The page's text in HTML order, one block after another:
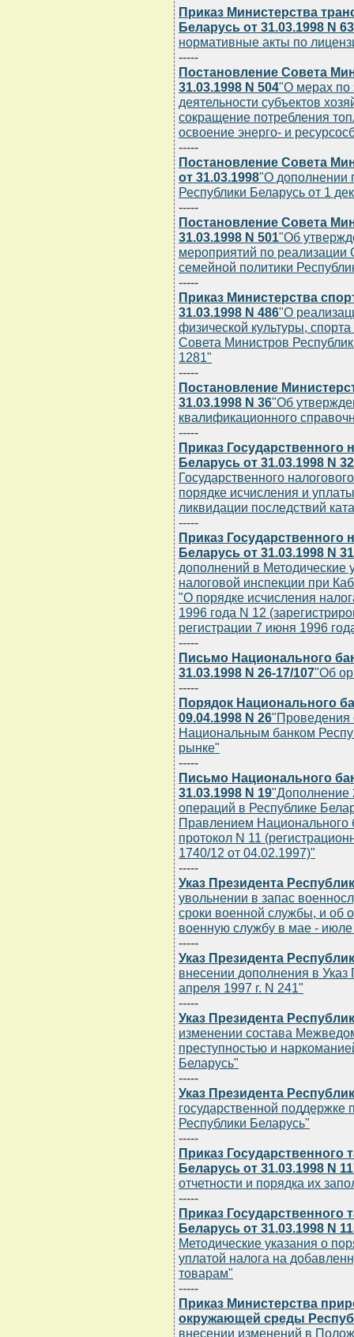
Приказ Министерства
Беларусь от 31.03.1998 N
нормативные акты по
-----
Постановление Совета
31.03.1998 N 504"О мерах по
деятельности субъектов
сокращение потребления
освоение энерго- и
-----
Постановление Совета
от 31.03.1998"О дополнении
Республики Беларусь от 1
-----
Постановление Совета
31.03.1998 N 501"Об
мероприятий по реализации
семейной политики
-----
Приказ Министерства
31.03.1998 N 486"О
физической культуры,
Совета Министров
1281"
-----
Постановление
31.03.1998 N 36"Об
квалификационного
-----
Приказ Государственного
Беларусь от 31.03.1998 N 32
Государственного
порядке исчисления и
ликвидации последствий
-----
Приказ Государственного
Беларусь от 31.03.1998 N 31
дополнений в Методические
налоговой инспекции при
"О порядке исчисления
1996 года N 12
регистрации 7 июня 1996
-----
Письмо Национального
31.03.1998 N 26-17/107"Об
-----
Порядок Национального
09.04.1998 N 26"Проведения
Национальным банком
рынке"
-----
Письмо Национального
31.03.1998 N 19"Дополнение
операций в Республике
Правлением Национального
протокол N 11
1740/12 от 04.02.1997)"
-----
Указ Президента
увольнении в запас
сроки военной службы, и об
военную службу в мае - июле
-----
Указ Президента
внесении дополнения в Указ
апреля 1997 г. N 241"
-----
Указ Президента
изменении состава
преступностью и
Беларусь"
-----
Указ Президента
государственной поддержке
Республики Беларусь"
-----
Приказ Государственного
Беларусь от 31.03.1998 N
отчетности и порядка их
-----
Приказ Государственного
Беларусь от 31.03.1998 N
Методические указания о
уплатой налога на
товарам"
-----
Приказ Министерства
окружающей среды
внесении изменений в